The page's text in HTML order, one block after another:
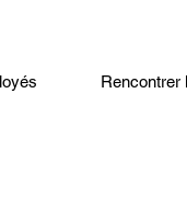
Rencontrer